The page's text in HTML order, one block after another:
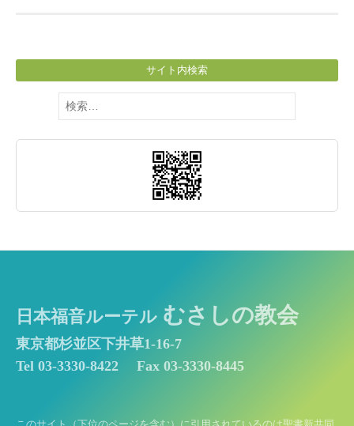
サイト内検索
検
索:
日本福音ルーテル むさしの教会
東京都杉並区下井草1-16-7
Tel 03-3330-8422
Fax 03-3330-8445